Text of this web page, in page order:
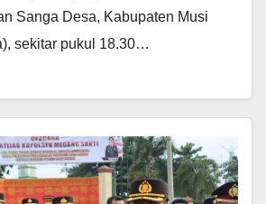
Sanga Desa, Kabupaten Musi
sekitar pukul 18.30…